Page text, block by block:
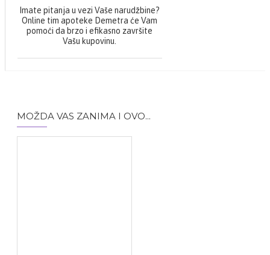
grla i ždrela. Jača
imunitet i odbrambenu
sposobnost organizma.
ekstrakt propolisa,
propilenglikol 30ml
Imate pitanja u vezi Vaše narudžbine?
Online tim apoteke Demetra će Vam
pomoći da brzo i efikasno završite
Vašu kupovinu.
MOŽDA VAS ZANIMA I OVO...